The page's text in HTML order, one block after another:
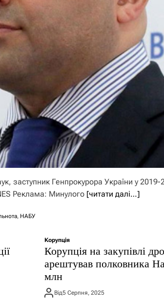
заступник Генпрокурора України у 2019-
Реклама: Минулого [читати далі…]
, НАБУ
Корупція
Корупція на закупівлі
арештував полковника
млн
Від5 Серпня, 2025